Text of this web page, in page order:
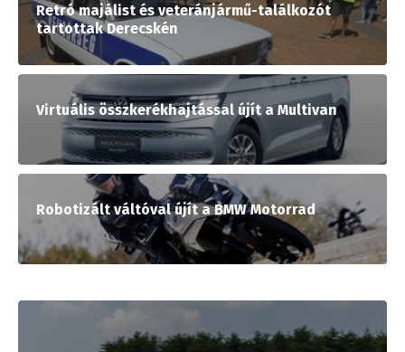
Retró majálist és veteránjármű-találkozót
tartottak Derecskén
Virtuális összkerékhajtással újít a Multivan
Robotizált váltóval újít a BMW Motorrad